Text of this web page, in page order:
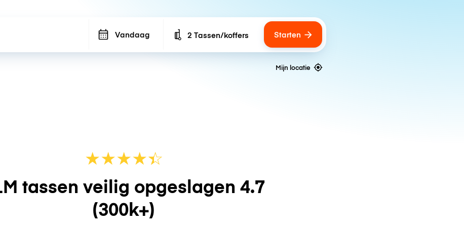
Vandaag Number of bags
2 Tassen/koffers Starten
Mijn locatie
★★★★☆
★
tassen veilig opgeslagen 4.7
(300k+)